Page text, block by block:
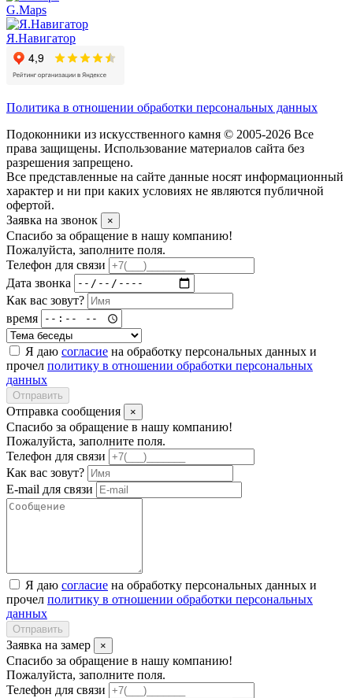
G.Maps
Я.Навигатор
Политика в отношении обработки персональных данных
Подоконники из искусственного камня © 2005-2026 Все
права защищены. Использование материалов сайта без
разрешения запрещено.
Все представленные на сайте данные носят информационный
характер и ни при каких условиях не являются публичной
офертой.
Заявка на звонок
×
Спасибо за обращение в нашу компанию!
Пожалуйста, заполните поля.
Телефон для связи
Дата звонка
Как вас зовут?
время
Я даю согласие на обработку персональных данных и
прочел политику в отношении обработки персональных
данных
Отправить
Отправка сообщения ×
Спасибо за обращение в нашу компанию!
Пожалуйста, заполните поля.
Телефон для связи
Как вас зовут?
E-mail для связи
Я даю согласие на обработку персональных данных и
прочел политику в отношении обработки персональных
данных
Отправить
Заявка на замер ×
Спасибо за обращение в нашу компанию!
Пожалуйста, заполните поля.
Телефон для связи